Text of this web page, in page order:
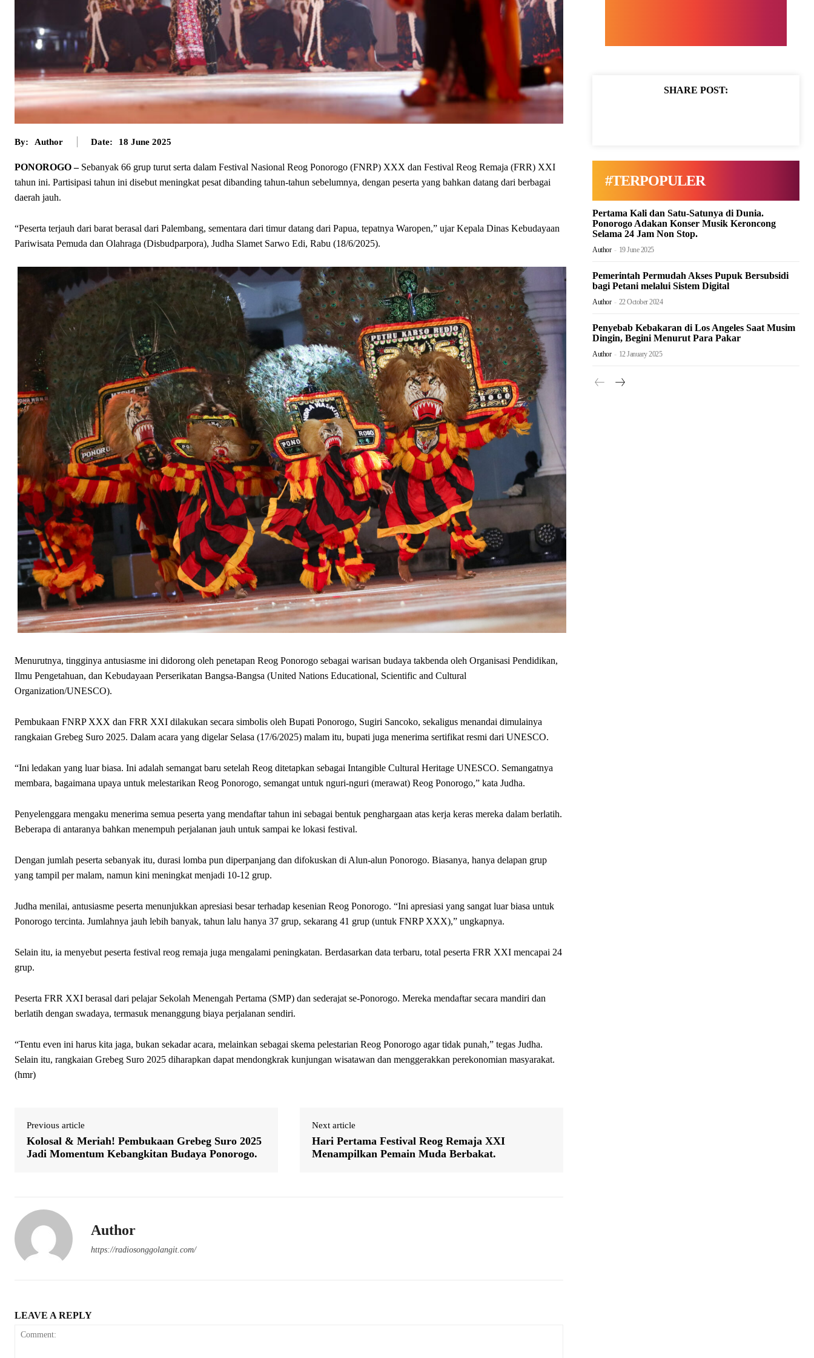
By: Author Date: 18 June 2025
PONOROGO –Sebanyak 66 grup turut serta dalam Festival Nasional Reog Ponorogo (FNRP) XXX dan Festival Reog Remaja (FRR) XXI
tahun ini. Partisipasi tahun ini disebut meningkat pesat dibanding tahun-tahun sebelumnya, dengan peserta yang bahkan datang dari berbagai
daerah jauh.
“Peserta terjauh dari barat berasal dari Palembang, sementara dari timur datang dari Papua, tepatnya Waropen,” ujar Kepala Dinas Kebudayaan
Pariwisata Pemuda dan Olahraga (Disbudparpora), Judha Slamet Sarwo Edi, Rabu (18/6/2025).
Menurutnya, tingginya antusiasme ini didorong oleh penetapan Reog Ponorogo sebagai warisan budaya takbenda oleh Organisasi Pendidikan,
Ilmu Pengetahuan, dan Kebudayaan Perserikatan Bangsa-Bangsa (United Nations Educational, Scientific and Cultural
Organization/UNESCO).
Pembukaan FNRP XXX dan FRR XXI dilakukan secara simbolis oleh Bupati Ponorogo, Sugiri Sancoko, sekaligus menandai dimulainya
rangkaian Grebeg Suro 2025. Dalam acara yang digelar Selasa (17/6/2025) malam itu, bupati juga menerima sertifikat resmi dari UNESCO.
“Ini ledakan yang luar biasa. Ini adalah semangat baru setelah Reog ditetapkan sebagai Intangible Cultural Heritage UNESCO. Semangatnya
membara, bagaimana upaya untuk melestarikan Reog Ponorogo, semangat untuk nguri-nguri (merawat) Reog Ponorogo,” kata Judha.
Penyelenggara mengaku menerima semua peserta yang mendaftar tahun ini sebagai bentuk penghargaan atas kerja keras mereka dalam berlatih.
Beberapa di antaranya bahkan menempuh perjalanan jauh untuk sampai ke lokasi festival.
Dengan jumlah peserta sebanyak itu, durasi lomba pun diperpanjang dan difokuskan di Alun-alun Ponorogo. Biasanya, hanya delapan grup
yang tampil per malam, namun kini meningkat menjadi 10-12 grup.
Judha menilai, antusiasme peserta menunjukkan apresiasi besar terhadap kesenian Reog Ponorogo. “Ini apresiasi yang sangat luar biasa untuk
Ponorogo tercinta. Jumlahnya jauh lebih banyak, tahun lalu hanya 37 grup, sekarang 41 grup (untuk FNRP XXX),” ungkapnya.
Selain itu, ia menyebut peserta festival reog remaja juga mengalami peningkatan. Berdasarkan data terbaru, total peserta FRR XXI mencapai 24
grup.
Peserta FRR XXI berasal dari pelajar Sekolah Menengah Pertama (SMP) dan sederajat se-Ponorogo. Mereka mendaftar secara mandiri dan
berlatih dengan swadaya, termasuk menanggung biaya perjalanan sendiri.
“Tentu even ini harus kita jaga, bukan sekadar acara, melainkan sebagai skema pelestarian Reog Ponorogo agar tidak punah,” tegas Judha.
Selain itu, rangkaian Grebeg Suro 2025 diharapkan dapat mendongkrak kunjungan wisatawan dan menggerakkan perekonomian masyarakat.
(hmr)
Previous article
Kolosal & Meriah! Pembukaan Grebeg Suro 2025
Jadi Momentum Kebangkitan Budaya Ponorogo.
Next article
Hari Pertama Festival Reog Remaja XXI
Menampilkan Pemain Muda Berbakat.
Author
https://radiosonggolangit.com/
LEAVE A REPLY
SHARE POST:
#TERPOPULER
Pertama Kali dan Satu-Satunya di Dunia.
Ponorogo Adakan Konser Musik Keroncong
Selama 24 Jam Non Stop.
Author - 19 June 2025
Pemerintah Permudah Akses Pupuk Bersubsidi
bagi Petani melalui Sistem Digital
Author - 22 October 2024
Penyebab Kebakaran di Los Angeles Saat Musim
Dingin, Begini Menurut Para Pakar
Author - 12 January 2025